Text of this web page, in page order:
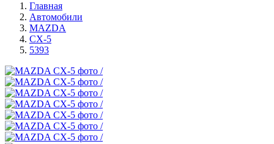
Главная
Автомобили
MAZDA
CX-5
5393